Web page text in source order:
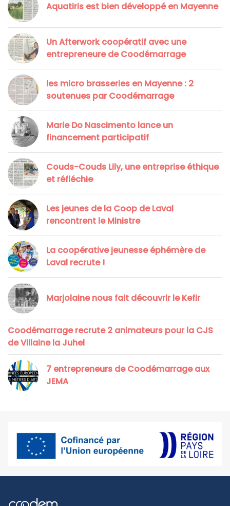
Aquatiris est bien développé en Mayenne
Un Afterwork coopératif avec une
entrepreneure de Coodémarrage
les micro brasseries en Mayenne : 2
soutenues par Coodémarrage
Marie Do Nascimento lance un
financement participatif
Couds-Couds Lily, une entreprise éthique
et réfléchie
Les jeunes de la Coop de Laval
rencontrent le Ministre
La coopérative jeunesse éphémère de
Laval recrute !
Marjolaine nous fait découvrir le Kefir
Coodémarrage recrute 2 animateurs pour la CJS
de Villaine la Juhel
7 entrepreneurs de Coodémarrage aux
JEMA